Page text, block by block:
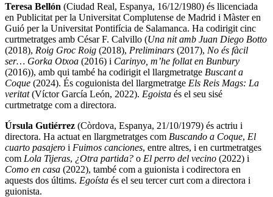
Teresa Bellón (Ciudad Real, Espanya, 16/12/1980) és llicenciada
en Publicitat per la Universitat Complutense de Madrid i Màster en
Guió per la Universitat Pontifícia de Salamanca. Ha codirigit cinc
curtmetratges amb César F. Calvillo (Una nit amb Juan Diego Botto
(2018), Roig Groc Roig (2018), Preliminars (2017), No és fàcil
ser… Gorka Otxoa (2016) i Carinyo, m’he follat en Bunbury
(2016)), amb qui també ha codirigit el llargmetratge Buscant a
Coque (2024). És coguionista del llargmetratge Els Reis Mags: La
veritat(Víctor García León, 2022). Egoista és el seu sisé
curtmetratge com a directora.
Úrsula Gutiérrez (Còrdova, Espanya, 21/10/1979) és actriu i
directora. Ha actuat en llargmetratges com Buscando a Coque, El
cuarto pasajero i Fuimos canciones, entre altres, i en curtmetratges
com Lola Tijeras, ¿Otra partida? o El perro del vecino (2022) i
Como en casa (2022), també com a guionista i codirectora en
aquests dos últims. Egoísta és el seu tercer curt com a directora i
guionista.